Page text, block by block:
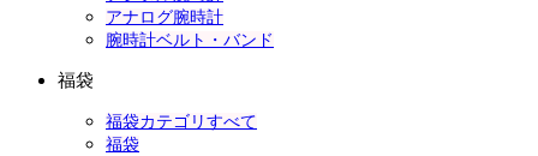
アナログ腕時計
腕時計ベルト・バンド
福袋
福袋カテゴリすべて
福袋